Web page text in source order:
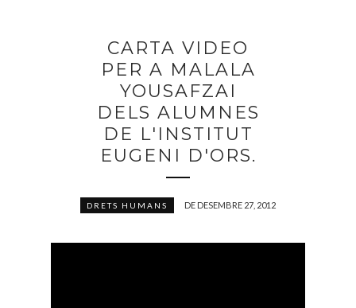
CARTA VIDEO
PER A MALALA
YOUSAFZAI
DELS ALUMNES
DE L'INSTITUT
EUGENI D'ORS.
DRETS HUMANS DE DESEMBRE 27, 2012